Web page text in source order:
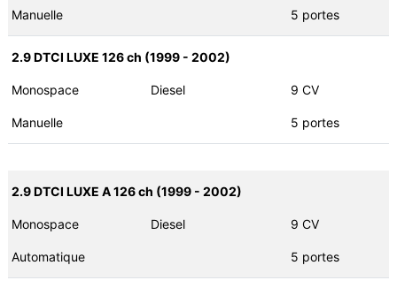
Manuelle 5 portes
2.9 DTCI LUXE 126 ch (1999 - 2002)
Monospace Diesel 9 CV
Manuelle 5 portes
2.9 DTCI LUXE A 126 ch (1999 - 2002)
Monospace Diesel 9 CV
Automatique 5 portes